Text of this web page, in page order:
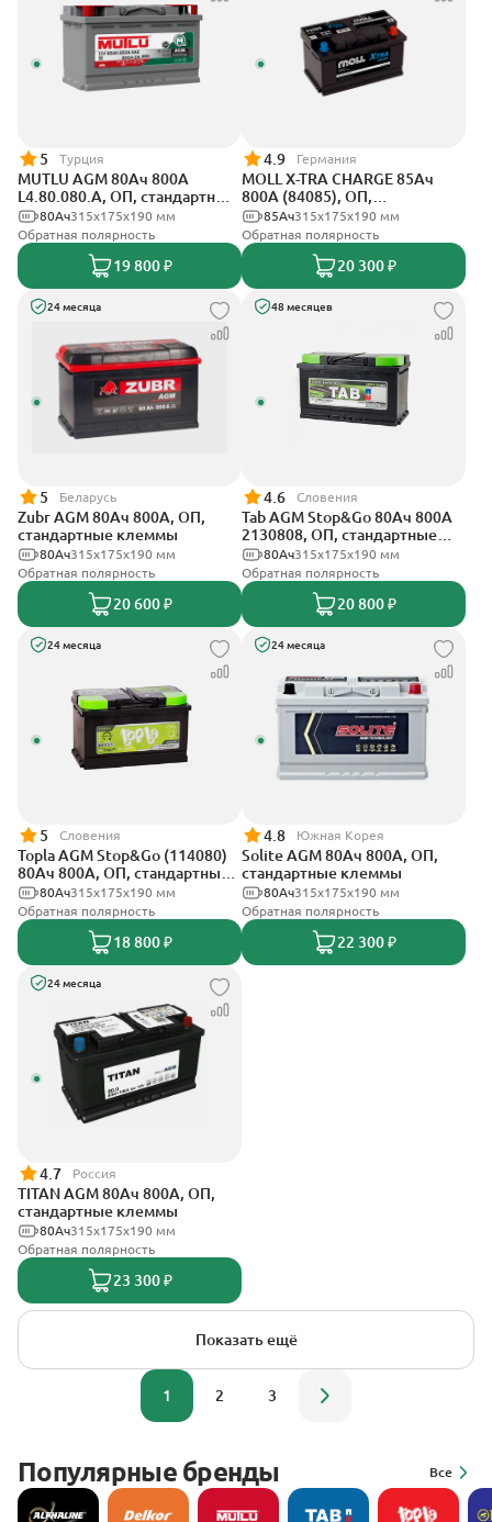
5 Турция
MUTLU AGM 80Ач 800A
L4.80.080.A, ОП, стандартные
клеммы315x175x190 мм
80Ач
Обратная полярность
19 800 ₽
4.9 Германия
MOLL X-TRA CHARGE 85Ач
800А (84085), ОП,
стандартные клеммы
315x175x190 мм
85Ач
Обратная полярность
20 300 ₽
24 месяца
5 Беларусь
Zubr AGM 80Ач 800А, ОП,
стандартные клеммы
315x175x190 мм
80Ач
Обратная полярность
20 600 ₽
48 месяцев
4.6 Словения
Tab AGM Stop&Go 80Ач 800А
2130808, ОП, стандартные
клеммы315x175x190 мм
80Ач
Обратная полярность
20 800 ₽
24 месяца
5 Словения
Topla AGM Stop&Go (114080)
80Ач 800А, ОП, стандартные
клеммы315x175x190 мм
80Ач
Обратная полярность
18 800 ₽
24 месяца
4.8 Южная Корея
Solite AGM 80Ач 800А, ОП,
стандартные клеммы
315x175x190 мм
80Ач
Обратная полярность
22 300 ₽
24 месяца
4.7 Россия
TITAN AGM 80Ач 800А, ОП,
стандартные клеммы
315x175x190 мм
80Ач
Обратная полярность
23 300 ₽
Показать ещё
1 2 3
Популярные бренды Все